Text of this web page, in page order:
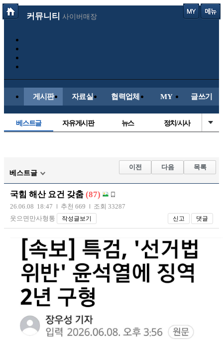
커뮤니티 사이버매장
게시판 자료실 협력업체 MY 글쓰기
베스트글 자유게시판 뉴스 정치/시사
해외축구
국내축구
베스트글
이전 다음 목록
국힘 해산 요건 갖춤 (87)
26.06.08 18:47 추천 669
조회 33287
웃으면만사형통
작성글보기 신고 댓글